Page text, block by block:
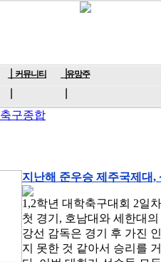
커뮤니티 유망주
축구종합
지난해 준우승 제주국제대
1,2학년 대학축구대회 2일
첫 경기, 호남대와 세한대
강선 감독은 경기 후 가진
지 못한 것 같아서 승리를